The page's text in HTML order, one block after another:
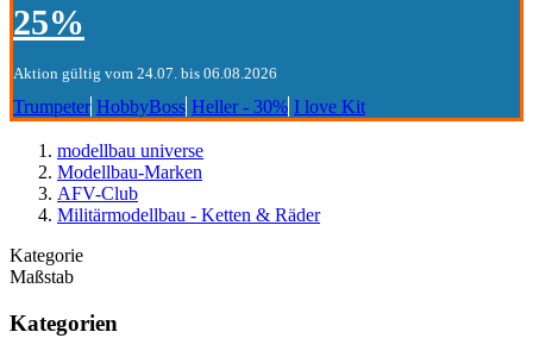
25%
Aktion gültig vom 24.07. bis 06.08.2026
Trumpeter HobbyBoss Heller - 30% I love Kit
modellbau universe
Modellbau-Marken
AFV-Club
Militärmodellbau - Ketten & Räder
Kategorie
Maßstab
Kategorien